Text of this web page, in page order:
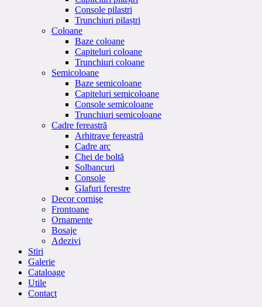
Console pilastri
Trunchiuri pilaștri
Coloane
Baze coloane
Capiteluri coloane
Trunchiuri coloane
Semicoloane
Baze semicoloane
Capiteluri semicoloane
Console semicoloane
Trunchiuri semicoloane
Cadre fereastră
Arhitrave fereastră
Cadre arc
Chei de boltă
Solbancuri
Console
Glafuri ferestre
Decor cornişe
Frontoane
Ornamente
Bosaje
Adezivi
Stiri
Galerie
Cataloage
Utile
Contact